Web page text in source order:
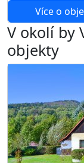
Více o
V okolí by
objekty